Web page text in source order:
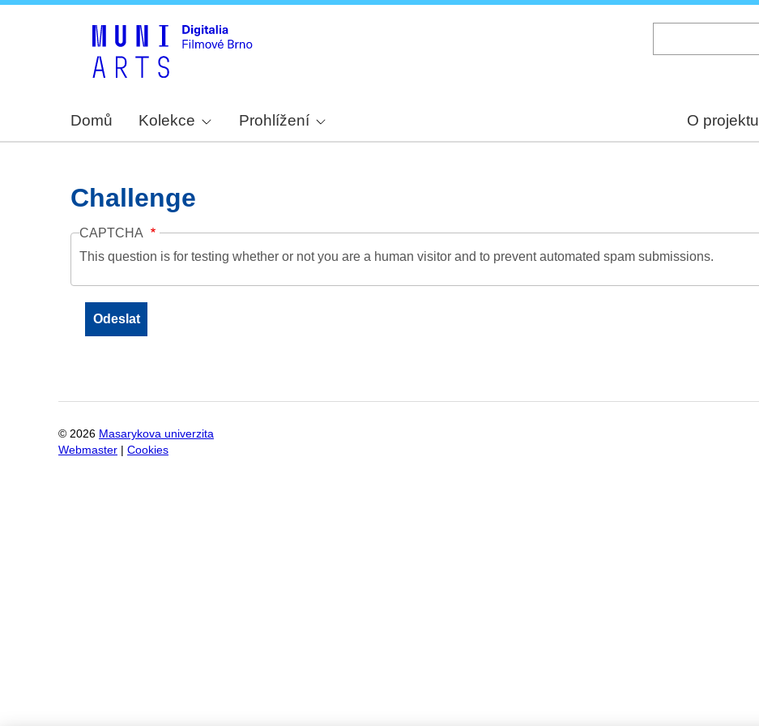
Domů Kolekce Prohlížení O projektu
Challenge
CAPTCHA
This question is for testing whether or not you are a human visitor and to prevent automated spam submissions.
© 2026 Masarykova univerzita
Webmaster
Cookies